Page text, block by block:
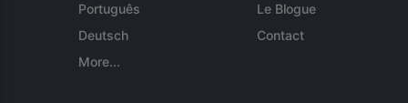
Português
Deutsch
More...
Le Blogue
Contact